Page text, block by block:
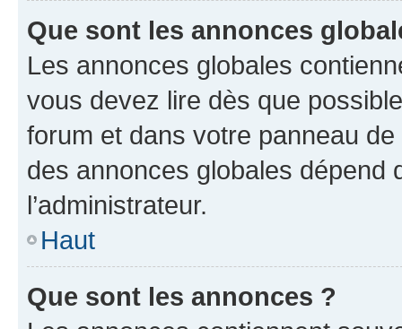
Que sont les annonces
Les annonces globales
vous devez lire dès que
forum et dans votre panneau
des annonces globales dépend
l’administrateur.
Haut
Que sont les annonces ?